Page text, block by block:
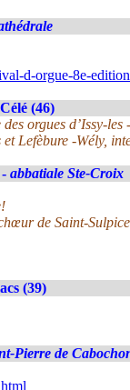
d-orgue-8e-
(46)
orgues d’Issy-
Lefèbure -Wély,
abbatiale Ste-Croix
de Saint-
(39)
Pierre de